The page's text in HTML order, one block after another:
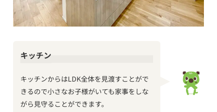
キッチン
キッチンからはLDK全体を見渡すことがで
きるので小さなお子様がいても家事をしな
がら見守ることができます。